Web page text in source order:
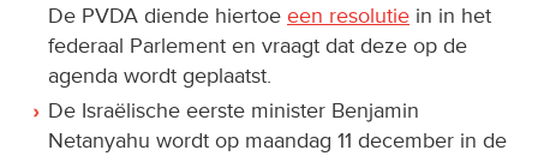
De PVDA diende hiertoe een resolutie in in het
federaal Parlement en vraagt dat deze op de
agenda wordt geplaatst.
De Israëlische eerste minister Benjamin
Netanyahu wordt op maandag 11 december in de